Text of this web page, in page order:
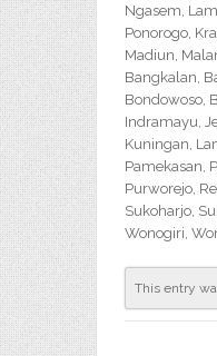
Ngasem,
Ponorogo,
Madiun,
Bangkalan,
Bondowoso,
Indramayu,
Kuningan,
Pamekasan,
Purworejo,
Sukoharjo,
Wonogiri,
This entry